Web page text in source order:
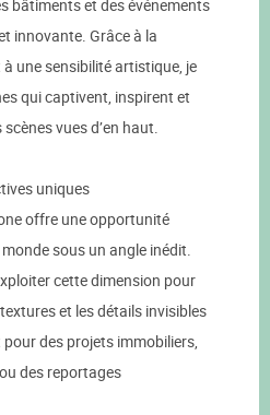
bâtiments et des événements
innovante. Grâce à la
une sensibilité artistique, je
qui captivent, inspirent et
vues d’en haut.
uniques
offre une opportunité
sous un angle inédit.
cette dimension pour
et les détails invisibles
des projets immobiliers,
des reportages